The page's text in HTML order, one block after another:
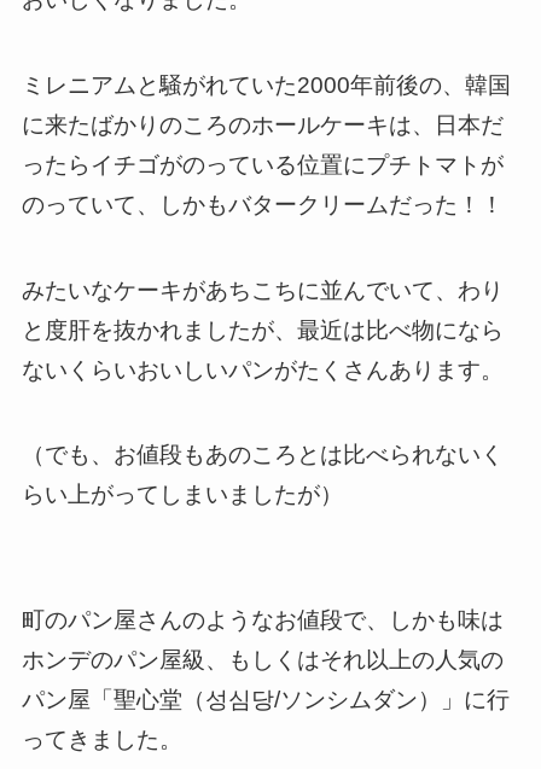
ミレニアムと騒がれていた2000年前後の、韓国
に来たばかりのころのホールケーキは、日本だ
ったらイチゴがのっている位置にプチトマトが
のっていて、しかもバタークリームだった！！
みたいなケーキがあちこちに並んでいて、わり
と度肝を抜かれましたが、最近は比べ物になら
ないくらいおいしいパンがたくさんあります。
（でも、お値段もあのころとは比べられないく
らい上がってしまいましたが）
町のパン屋さんのようなお値段で、しかも味は
ホンデのパン屋級、もしくはそれ以上の人気の
パン屋「聖心堂（성심당/ソンシムダン）」に行
ってきました。